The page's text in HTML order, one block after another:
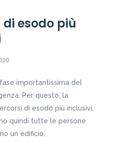
di esodo più
fase importantissima del
Per questo, la
di esodo più inclusivi,
quindi tutte le persone
un edificio,